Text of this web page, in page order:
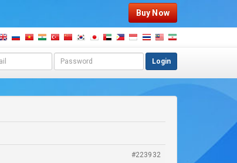
Buy Now
a
s
Login
#223932